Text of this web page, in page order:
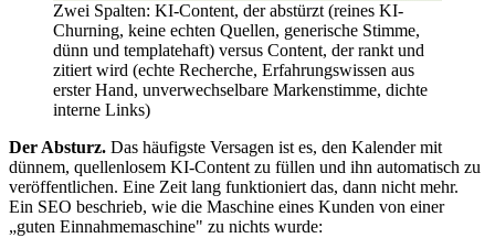
Zwei Spalten: KI-Content, der abstürzt (reines KI-
Churning, keine echten Quellen, generische Stimme,
dünn und templatehaft) versus Content, der rankt und
zitiert wird (echte Recherche, Erfahrungswissen aus
erster Hand, unverwechselbare Markenstimme, dichte
interne Links)
Der Absturz. Das häufigste Versagen ist es, den Kalender mit
dünnem, quellenlosem KI-Content zu füllen und ihn automatisch zu
veröffentlichen. Eine Zeit lang funktioniert das, dann nicht mehr.
Ein SEO beschrieb, wie die Maschine eines Kunden von einer
„guten Einnahmemaschine" zu nichts wurde: